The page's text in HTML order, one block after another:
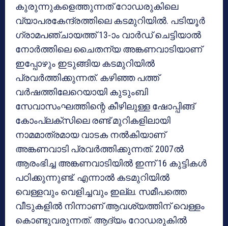
കുരുന്നുകളെത്തുന്നത് റോഡരുകിലെ
വ്യാപരകേന്ദ്രത്തിലെ കടമുറിയില്‍. പടിയൂര്‍
ഗ്രാമപഞ്ചായത്ത് 13-ാം വാര്‍ഡ് ചെട്ടിയാല്‍
നോര്‍ത്തിലെ ചൈതന്യ അങ്കണവാടിയാണ്
ഇപ്പോഴും ഇടുങ്ങിയ കടമുറിയില്‍
പ്രവര്‍ത്തിക്കുന്നത്. കഴിഞ്ഞ പത്ത്
വര്‍ഷത്തിലേറെയായി കുടുംബി
സേവാസംഘത്തിന്റെ കീഴിലുള്ള ഷോപ്പിങ്ങ്
കോംപ്ലക്സിലെ രണ്ട് മുറികളിലായി
നാമമാത്രമായ വാടക നല്‍കിയാണ്
അങ്കണവാടി പ്രവര്‍ത്തിക്കുന്നത്. 2007ല്‍
ആരംഭിച്ച അങ്കണവാടിയില്‍ ഇന്ന് 16 കുട്ടികള്‍
പഠിക്കുന്നുണ്ട്. എന്നാല്‍ കടമുറിയില്‍
വെള്ളവും വെളിച്ചവും ഇല്ല. സമീപത്തെ
വീടുകളില്‍ നിന്നാണ് ആവശ്യത്തിന് വെള്ളം
കൊണ്ടുവരുന്നത്. ആദ്യം റോഡരുകില്‍